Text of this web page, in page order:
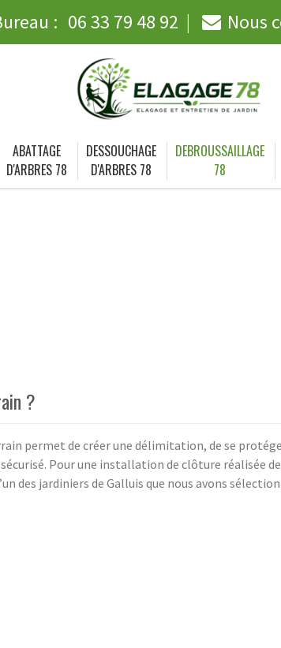
: 06 33 79 48 92 Nous
ABATTAGE
D'ARBRES 78
DESSOUCHAGE
D'ARBRES 78
DEBROUSSAILLAGE
78
?
permet de créer une délimitation, de se
Pour une installation de clôture réalisée de
des jardiniers de Galluis que nous avons